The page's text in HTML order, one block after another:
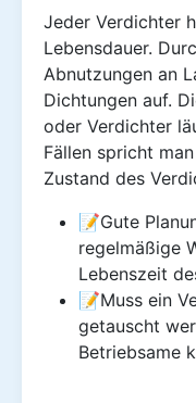
Jeder Verdichter
Lebensdauer.
Abnutzungen an
Dichtungen auf.
oder Verdichter
Fällen spricht
Zustand des
📝Gute
regelmäßige
Lebenszeit
📝Muss ein
getauscht
Betriebsame